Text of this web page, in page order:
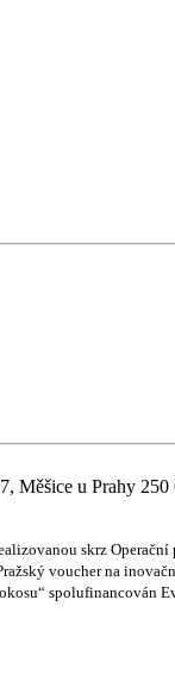
Měšice u Prahy 250
skrz
voucher na
spolufinancován